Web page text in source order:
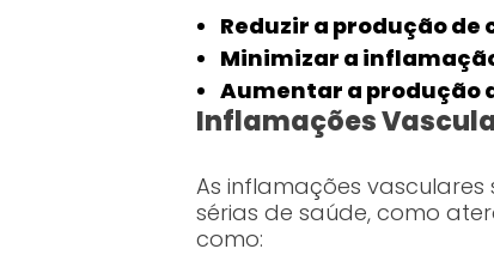
Reduzir a produção
Minimizar a
Aumentar a produção
Inflamações
As inflamações vasculares
sérias de saúde, como
como: